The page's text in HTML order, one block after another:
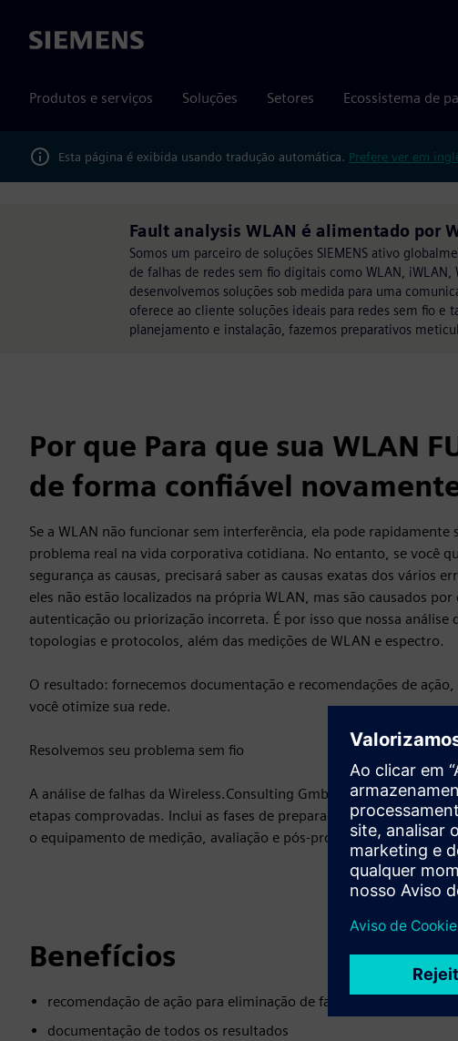
Siemens
Produtos e serviços Soluções Setores Ecossistema de
Esta página é exibida usando tradução automática. Prefere ver em
Fault analysis WLAN é alimentado por
Somos um parceiro de soluções SIEMENS ativo
de falhas de redes sem fio digitais como WLAN, iWLAN,
desenvolvemos soluções sob medida para uma
oferece ao cliente soluções ideais para redes sem fio e
planejamento e instalação, fazemos preparativos
Por que Para que sua WLAN
de forma confiável
Se a WLAN não funcionar sem interferência, ela pode rapidamente
problema real na vida corporativa cotidiana. No entanto, se você
segurança as causas, precisará saber as causas exatas dos vários
eles não estão localizados na própria WLAN, mas são causados
autenticação ou priorização incorreta. É por isso que nossa análise
topologias e protocolos, além das medições de WLAN e espectro.
O resultado: fornecemos documentação e recomendações de
você otimize sua rede.
Resolvemos seu problema sem fio
A análise de falhas da Wireless.Consulting GmbH consiste em uma
etapas comprovadas. Inclui as fases de preparação, execução
o equipamento de medição, avaliação e pós-processamento.
Benefícios
recomendação de ação para eliminação de falhas
documentação de todos os resultados